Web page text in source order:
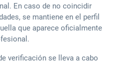
En caso de no coincidir
se mantiene en el perfil
que aparece oficialmente
verificación se lleva a cabo